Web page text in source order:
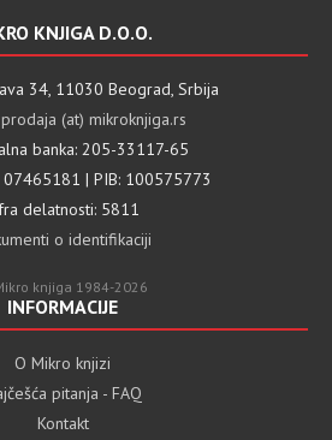
KNJIGA D.O.O.
34, 11030 Beograd, Srbija
prodaja (at) mikroknjiga.rs
banka: 205-33117-65
07465181 | PIB: 100575773
delatnosti: 5811
o identifikaciji
knjiga 1984-2026
INFORMACIJE
O Mikro knjizi
pitanja - FAQ
Kontakt